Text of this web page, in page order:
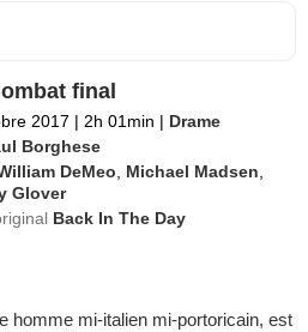
final
2017 | 2h 01min | Drame
Borghese
DeMeo Michael Madsen
Glover
Back In The Day
homme mi-italien mi-portoricain, est